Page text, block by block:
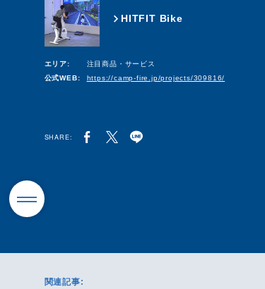
HITFIT Bike
エリア:
注目商品・サービス
公式WEB:
https://camp-fire.jp/projects/309816/
SHARE:
関連記事: